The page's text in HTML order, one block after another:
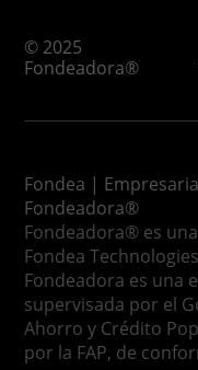
© 2025
Fondeadora®
Fondea |
Fondeadora®
Fondeadora® es
Fondea
Fondeadora es una
supervisada por el
Ahorro y Crédito
por la FAP, de